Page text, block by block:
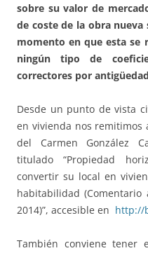
sobre su valor de
de coste de la obra
momento en que esta se
ningún tipo de
correctores por antigüedad
Desde un punto de vista
en vivienda nos remitimos
del Carmen González
titulado “Propiedad
convertir su local en
habitabilidad
2014)”, accesible en http://
También conviene tener